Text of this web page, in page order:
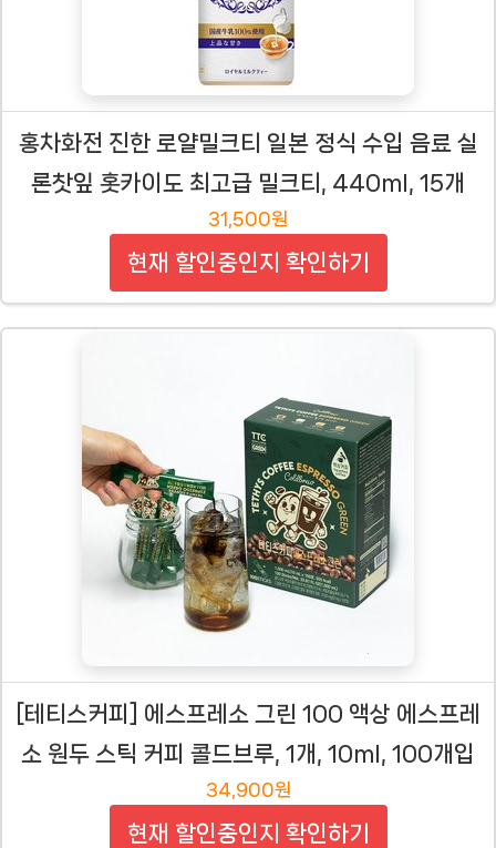
홍차화전 진한 로얄밀크티 일본 정식 수입 음료 실
론찻잎 홋카이도 최고급 밀크티, 440ml, 15개
31,500원
현재 할인중인지 확인하기
[테티스커피] 에스프레소 그린 100 액상 에스프레
소 원두 스틱 커피 콜드브루, 1개, 10ml, 100개입
34,900원
현재 할인중인지 확인하기